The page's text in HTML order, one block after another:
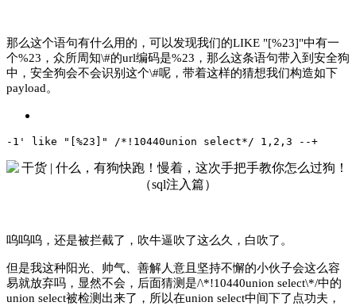
那么这个语句有什么用的，可以发现我们的LIKE "[%23]"中有一
个%23，众所周知\#的url编码是%23，那么这条语句带入到安全狗
中，安全狗会不会识别这个\#呢，带着这样的猜想我们构造如下
payload。
-1' like "[%23]" /*!10440union select*/ 1,2,3 --+
呜呜呜，还是被拦截了，吹牛逼吹了这么久，白吹了。
但是我这种阳光、帅气、善解人意且坚持不懈的小伙子会这么容
易就放弃吗，显然不会，后面猜测是/\*!10440union select\*/中的
union select被检测出来了，所以在union select中间下了点功夫，